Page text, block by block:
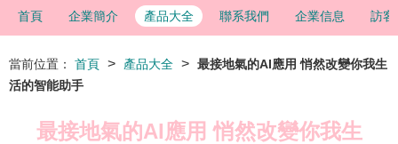
首頁 企業簡介 產品大全 聯系我們 企業信息 訪客
當前位置： 首頁 > 產品大全 > 最接地氣的AI應用 悄然改變你我生
活的智能助手
最接地氣的AI應用 悄然改變你我生